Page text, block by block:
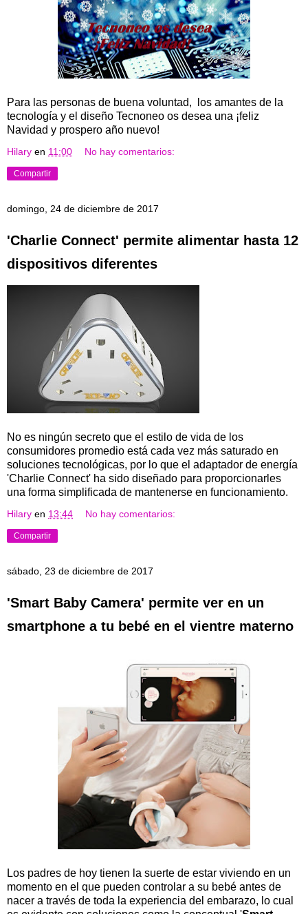
Para las personas de buena voluntad, los amantes de la
tecnología y el diseño Tecnoneo os desea una ¡feliz
Navidad y prospero año nuevo!
Hilary en 11:00 No hay comentarios:
Compartir
domingo, 24 de diciembre de 2017
'Charlie Connect' permite alimentar hasta 12
dispositivos diferentes
No es ningún secreto que el estilo de vida de los
consumidores promedio está cada vez más saturado en
soluciones tecnológicas, por lo que el adaptador de energía
'Charlie Connect' ha sido diseñado para proporcionarles
una forma simplificada de mantenerse en funcionamiento.
Hilary en 13:44 No hay comentarios:
Compartir
sábado, 23 de diciembre de 2017
'Smart Baby Camera' permite ver en un
smartphone a tu bebé en el vientre materno
Los padres de hoy tienen la suerte de estar viviendo en un
momento en el que pueden controlar a su bebé antes de
nacer a través de toda la experiencia del embarazo, lo cual